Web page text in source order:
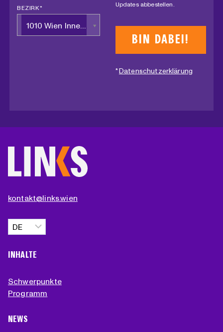
BEZIRK *
1010 Wien Innere Stadt
Updates abbestellen.
*Datenschutzerklärung
kontakt@links.wien
Sprache
auswählen
INHALTE
Schwerpunkte
Programm
NEWS